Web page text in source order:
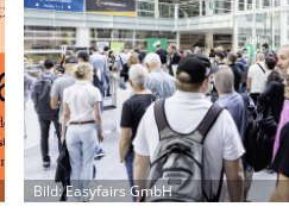
Bild: Easyfairs GmbH